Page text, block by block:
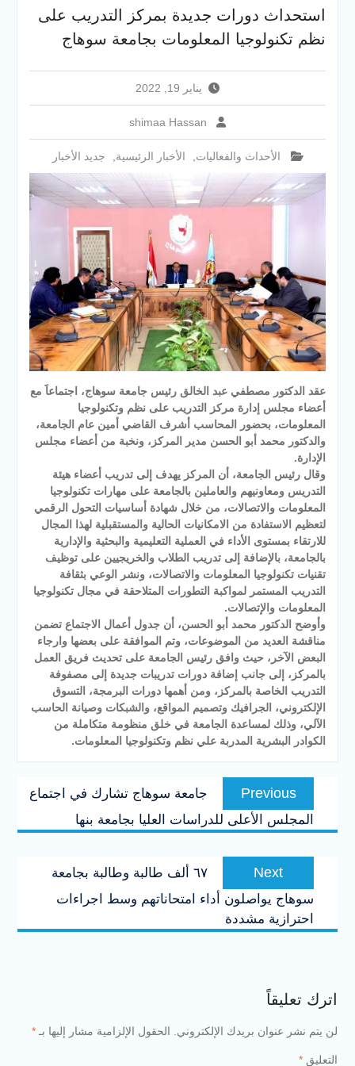
والخدمية بجامعة سوهاج
الجديدة
جامعة سوهاج تفتح أبوابها
الإلكتروني للقبول بالجامعات
2026
استحداث دورات جديدة بمركز التدريب على
نظم تكنولوجيا المعلومات بجامعة سوهاج
يناير 19, 2022
shimaa Hassan
الأحداث والفعاليات الأخبار الرئيسية جديد الأخبار
عقد الدكتور مصطفي عبد الخالق رئيس جامعة سوهاج، اجتماعاََ مع
أعضاء مجلس إدارة مركز التدريب على نظم وتكنولوجيا
المعلومات، بحضور المحاسب أشرف القاضي أمين عام الجامعة،
والدكتور محمد أبو الحسن مدير المركز، ونخبة من أعضاء مجلس
الإدارة.
وقال رئيس الجامعة، أن المركز يهدف إلى تدريب أعضاء هيئة
التدريس ومعاونيهم والعاملين بالجامعة على مهارات تكنولوجيا
المعلومات والاتصالات، من خلال شهادة أساسيات التحول الرقمي
لتعظيم الاستفادة من الامكانيات الحالية والمستقبلية لهذا المجال
للارتقاء بمستوى الأداء في العملية التعليمية والبحثية والإدارية
بالجامعة، بالإضافة إلى تدريب الطلاب والخريجيين على توظيف
تقنيات تكنولوجيا المعلومات والاتصالات، ونشر الوعي بثقافة
التدريب المستمر لمواكبة التطورات المتلاحقة في مجال تكنولوجيا
المعلومات والإتصالات.
وأوضح الدكتور محمد أبو الحسن، أن جدول أعمال الاجتماع تضمن
مناقشة العديد من الموضوعات، وتم الموافقة على بعضها وارجاء
البعض الآخر، حيث وافق رئيس الجامعة على تحديث فريق العمل
بالمركز، إلى جانب إضافة دورات تدريبات جديدة إلى مصفوفة
التدريب الخاصة بالمركز، ومن أهمها دورات البرمجة، التسوق
الإلكتروني، الجرافيك وتصميم المواقع، والشبكات وصيانة الحاسب
الآلي، وذلك لمساعدة الجامعة في خلق منظومة متكاملة من
الكوادر البشرية المدربة علي نظم وتكنولوجيا المعلومات.
تصفّح
المقالاتPrevious
Previous
post:
جامعة سوهاج تشارك في اجتماع
المجلس الأعلى للدراسات العليا بجامعة بنها
Next
Next
post:
٦٧ ألف طالبة وطالبة بجامعة
سوهاج يواصلون أداء امتحاناتهم وسط اجراءات
احترازية مشددة
اترك تعليقاً
لن يتم نشر عنوان بريدك الإلكتروني. الحقول الإلزامية مشار إليها بـ *
التعليق *